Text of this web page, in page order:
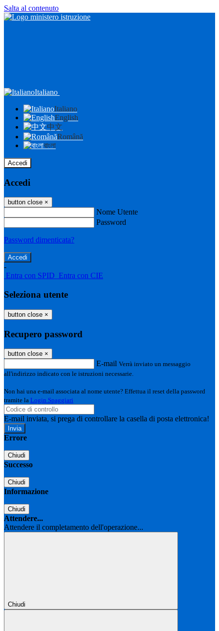
Salta al contenuto
Italiano
Italiano
English
中文
Română
বাংলা
Accedi
Accedi
button close ×
Nome Utente
Password
Password dimenticata?
-
Entra con SPID Entra con CIE
Seleziona utente
button close ×
Recupero password
button close ×
E-mail Verrà inviato un messaggio
all'indirizzo indicato con le istruzioni necessarie.
Non hai una e-mail associata al nome utente? Effettua il reset della password
tramite la Login Spaggiari
E-mail inviata, si prega di controllare la casella di posta elettronica!
Errore
Chiudi
Successo
Chiudi
Informazione
Chiudi
Attendere...
Attendere il completamento dell'operazione...
Chiudi